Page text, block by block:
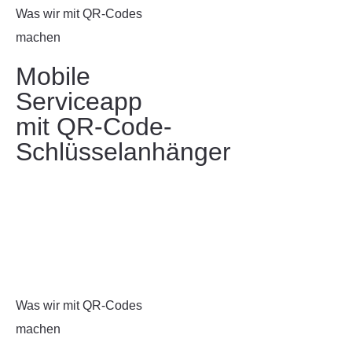
Was wir mit QR-Codes
machen
Mobile
Serviceapp
mit QR-Code-
Schlüsselanhänger
Was wir mit QR-Codes
machen